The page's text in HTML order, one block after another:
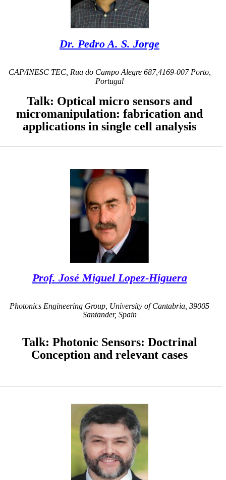
Dr. Pedro A. S. Jorge
CAP/INESC TEC, Rua do Campo Alegre 687,4169-007 Porto,
Portugal
Talk: Optical micro sensors and
micromanipulation: fabrication and
applications in single cell analysis
Prof. José Miguel Lopez-Higuera
Photonics Engineering Group, University of Cantabria, 39005
Santander, Spain
Talk: Photonic Sensors: Doctrinal
Conception and relevant cases